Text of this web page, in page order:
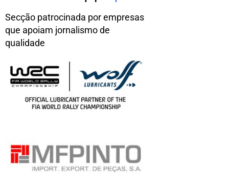
Secção patrocinada por empresas
que apoiam jornalismo de
qualidade